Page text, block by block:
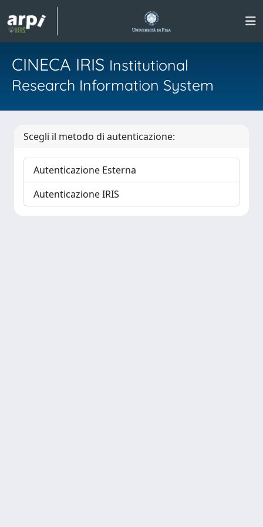
CINECA IRIS Institutional
Research Information System
Scegli il metodo di autenticazione:
Autenticazione Esterna
Autenticazione IRIS